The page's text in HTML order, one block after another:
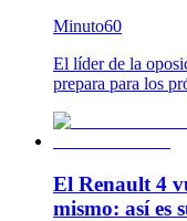
Minuto60
El líder de la
prepara para los
El Renault 4
mismo: así es